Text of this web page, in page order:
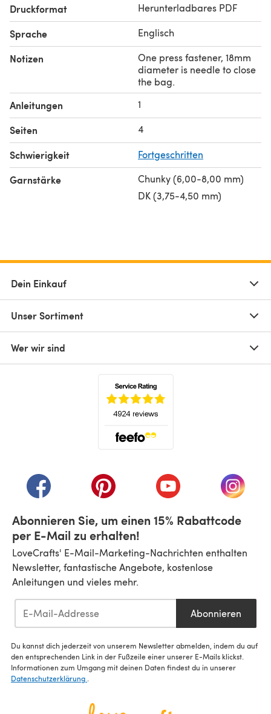
Druckformat Herunterladbares PDF
Sprache Englisch
Notizen
One press fastener, 18mm
diameter is needle to close
the bag.
Anleitungen 1
Seiten 4
Schwierigkeit Fortgeschritten
Garnstärke
Chunky (6,00-8,00 mm)
DK (3,75-4,50 mm)
Dein Einkauf
Unser Sortiment
Wer wir sind
(öffnet sich in einem neuen Tab)
(öffnet sich in einem neuen Tab)
(öffnet sich in einem
(öffnet
Abonnieren Sie, um einen 15% Rabattcode
per E-Mail zu erhalten!
LoveCrafts' E-Mail-Marketing-Nachrichten enthalten
Newsletter, fantastische Angebote, kostenlose
Anleitungen und vieles mehr.
Abonnieren
Du kannst dich jederzeit von unserem Newsletter abmelden, indem du auf
den entsprechenden Link in der Fußzeile einer unserer E-Mails klickst.
Informationen zum Umgang mit deinen Daten findest du in unserer
Datenschutzerklärung